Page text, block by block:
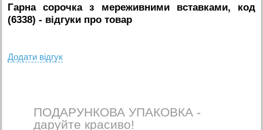
Гарна сорочка з мереживними вставками, код
(6338) - вiдгуки про товар
Додати вiдгук
ПОДАРУНКОВА УПАКОВКА -
даруйте красиво!